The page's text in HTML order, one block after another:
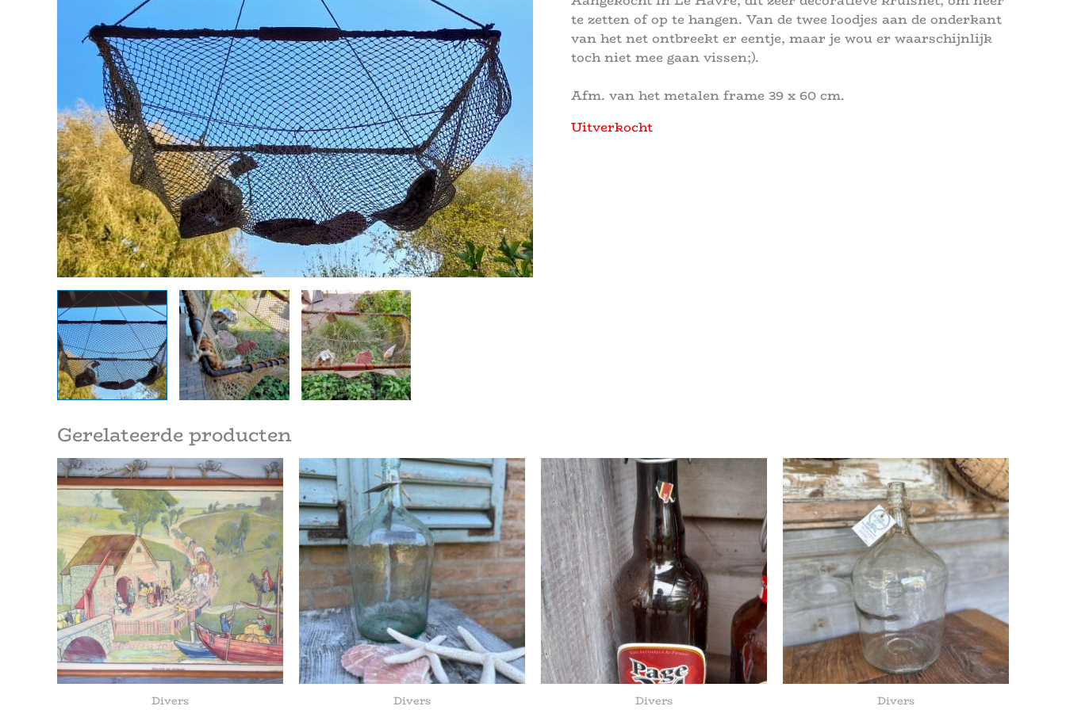
te zetten of op te hangen. Van de twee loodjes aan de onderkant
van het net ontbreekt er eentje, maar je wou er waarschijnlijk
toch niet mee gaan vissen;).
Afm. van het metalen frame 39 x 60 cm.
Uitverkocht
Gerelateerde producten
Divers Divers Divers Divers